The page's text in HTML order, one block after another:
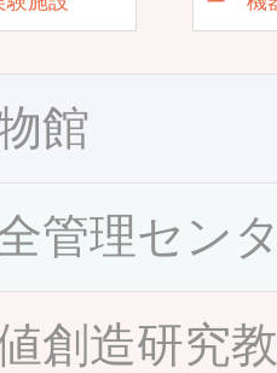
館
管理セン
創造研究